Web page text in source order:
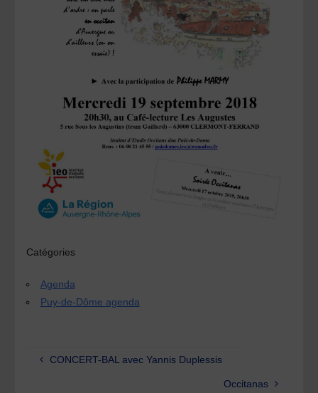
Catégories
Agenda
Puy-de-Dôme agenda
CONCERT-BAL avec Yannis Duplessis
Occitanas